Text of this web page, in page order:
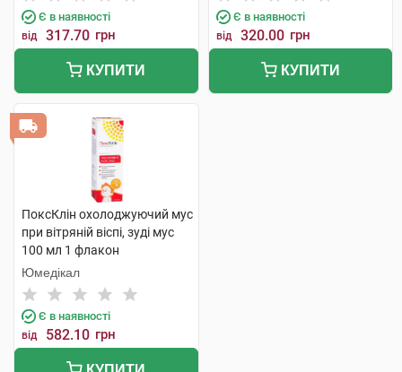
Є в наявності
від 317.70 грн
КУПИТИ
Є в наявності
від 320.00 грн
КУПИТИ
ПоксКлін охолоджуючий мус
при вітряній віспі, зуді мус
100 мл 1 флакон
Юмедікал
Є в наявності
від 582.10 грн